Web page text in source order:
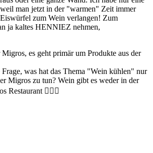
man jetzt in der "warmen" Zeit immer
zum Wein verlangen! Zum
ja kaltes HENNIEZ nehmen,
es geht primär um Produkte aus der
was hat das Thema "Wein kühlen" nur
Migros zu tun? Wein gibt es weder in der
Restaurant 🤷🏼‍♀️